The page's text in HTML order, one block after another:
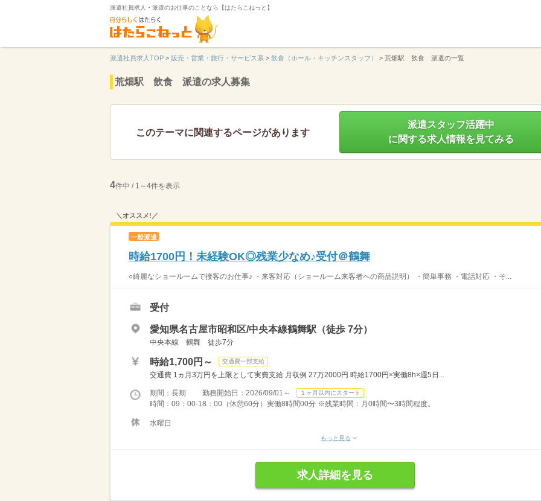
派遣社員求人・派遣のお仕事のことなら【はたらこねっと】
派遣社員求人TOP > 販売・営業・旅行・サービス系 > 飲食（ホール・キッチンスタッフ） > 荒畑駅 飲食 派遣の一覧
荒畑駅 飲食 派遣の求人募集
このテーマに関連するページがあります
派遣スタッフ活躍中
に関する求人情報を見てみる
4件中 / 1～4件を表示
＼オススメ!／
一般派遣
時給1700円！未経験OK◎残業少なめ♪受付＠鶴舞
○綺麗なショールームで接客のお仕事♪ ・来客対応（ショールーム来客者への商品説明） ・簡単事務 ・電話対応 ・そ...
受付
愛知県名古屋市昭和区/中央本線鶴舞駅（徒歩 7分）
中央本線 鶴舞 徒歩7分
時給1,700円～ 交通費一部支給
交通費 1ヵ月3万円を上限として実費支給 月収例 27万2000円 時給1700円×実働8h×週5日...
期間：長期 勤務開始日：2026/09/01～ １ヶ月以内にスタート
時間：09：00-18：00（休憩60分）実働8時間00分 ※残業時間：月0時間〜3時間程度。
水曜日
もっと見る
求人詳細を見る